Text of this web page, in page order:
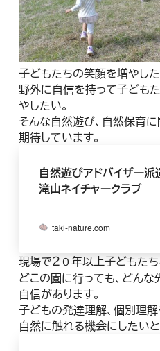
子どもたちの笑顔を増やした
野外に自信を持って子ども
やしたい。
そんな自然遊び、自然保育
期待しています。
自然遊びアドバイザー派
滝山ネイチャークラブ
taki-nature.com
現場で２０年以上子どもたち
どこの園に行っても、どん
自信があります。
子どもの発達理解、個別理
自然に触れる機会にしたいと